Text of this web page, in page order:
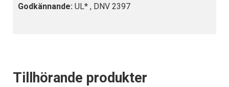
Godkännande: UL* , DNV 2397
Tillhörande produkter